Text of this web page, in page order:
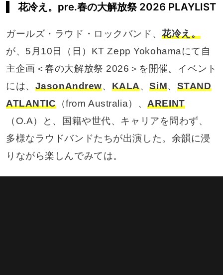
花冷え。pre.春の大解放祭 2026 PLAYLIST
ガールズ・ラウド・ロックバンド、花冷え。
が、5月10日（日）KT Zepp Yokohamaにて自
主企画＜春の大解放祭 2026＞を開催。イベント
には、 JasonAndrew、 KALA、SiM、 STAND
ATLANTIC（from Australia）、AREINT
（O.A）と、国籍や世代、キャリアを問わず、
多様なラウドバンドたちが出演した。余韻に浸
りながら楽しんでみては。